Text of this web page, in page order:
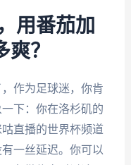
用番茄加
？
作为足球迷，你肯
下：你在洛杉矶的
直播的世界杯频道
一丝延迟。你可以